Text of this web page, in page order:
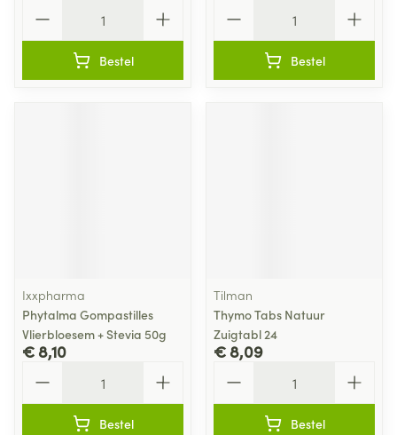
Bestel Bestel
Ixxpharma
Phytalma Gompastilles
Vlierbloesem + Stevia 50g
€ 8,10
Bestel
Tilman
Thymo Tabs Natuur
Zuigtabl 24
€ 8,09
Bestel